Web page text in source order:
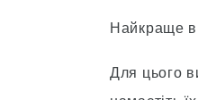
Найкраще
Для цього